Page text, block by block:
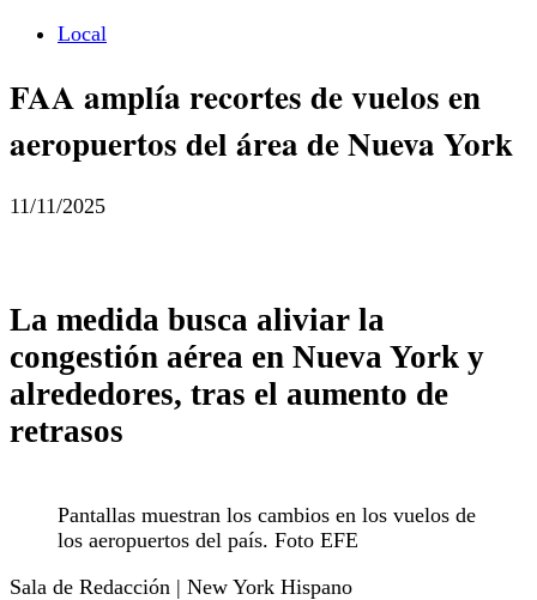
Local
FAA amplía recortes de vuelos en
aeropuertos del área de Nueva York
11/11/2025
La medida busca aliviar la
congestión aérea en Nueva York y
alrededores, tras el aumento de
retrasos
Pantallas muestran los cambios en los vuelos de
los aeropuertos del país. Foto EFE
Sala de Redacción | New York Hispano